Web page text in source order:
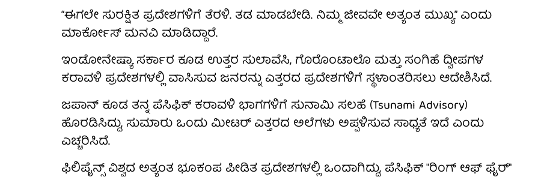
“ಈಗಲೇ ಸುರಕ್ಷಿತ ಪ್ರದೇಶಗಳಿಗೆ ತೆರಳಿ. ತಡ ಮಾಡಬೇಡಿ. ನಿಮ್ಮ ಜೀವವೇ ಅತ್ಯಂತ ಮುಖ್ಯ” ಎಂದು
ಮಾರ್ಕೋಸ್ ಮನವಿ ಮಾಡಿದ್ದಾರೆ.
ಇಂಡೋನೇಷ್ಯಾ ಸರ್ಕಾರ ಕೂಡ ಉತ್ತರ ಸುಲಾವೆಸಿ, ಗೊರೊಂಟಾಲೊ ಮತ್ತು ಸಂಗಿಹೆ ದ್ವೀಪಗಳ
ಕರಾವಳಿ ಪ್ರದೇಶಗಳಲ್ಲಿ ವಾಸಿಸುವ ಜನರನ್ನು ಎತ್ತರದ ಪ್ರದೇಶಗಳಿಗೆ ಸ್ಥಳಾಂತರಿಸಲು ಆದೇಶಿಸಿದೆ.
ಜಪಾನ್ ಕೂಡ ತನ್ನ ಪೆಸಿಫಿಕ್ ಕರಾವಳಿ ಭಾಗಗಳಿಗೆ ಸುನಾಮಿ ಸಲಹೆ (Tsunami Advisory)
ಹೊರಡಿಸಿದ್ದು, ಸುಮಾರು ಒಂದು ಮೀಟರ್ ಎತ್ತರದ ಅಲೆಗಳು ಅಪ್ಪಳಿಸುವ ಸಾಧ್ಯತೆ ಇದೆ ಎಂದು
ಎಚ್ಚರಿಸಿದೆ.
ಫಿಲಿಪೈನ್ಸ್‌ ವಿಶ್ವದ ಅತ್ಯಂತ ಭೂಕಂಪ ಪೀಡಿತ ಪ್ರದೇಶಗಳಲ್ಲಿ ಒಂದಾಗಿದ್ದು, ಪೆಸಿಫಿಕ್ "ರಿಂಗ್ ಆಫ್ ಫೈರ್"